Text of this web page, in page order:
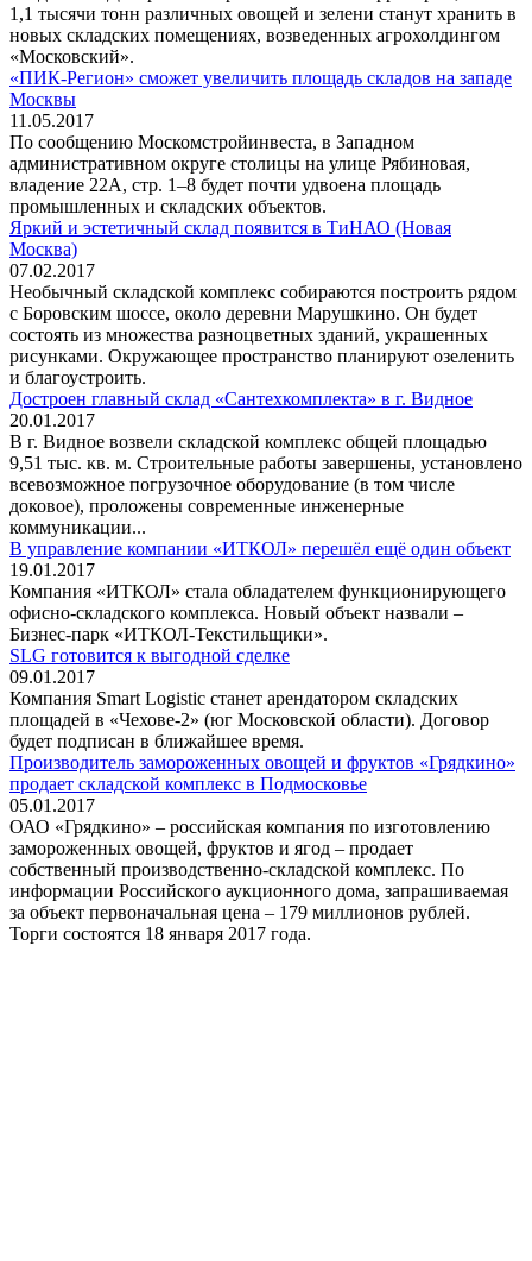
1,1 тысячи тонн различных овощей и зелени станут хранить в
новых складских помещениях, возведенных агрохолдингом
«Московский».
«ПИК-Регион» сможет увеличить площадь складов на западе
Москвы
11.05.2017
По сообщению Москомстройинвеста, в Западном
административном округе столицы на улице Рябиновая,
владение 22А, стр. 1–8 будет почти удвоена площадь
промышленных и складских объектов.
Яркий и эстетичный склад появится в ТиНАО (Новая
Москва)
07.02.2017
Необычный складской комплекс собираются построить рядом
с Боровским шоссе, около деревни Марушкино. Он будет
состоять из множества разноцветных зданий, украшенных
рисунками. Окружающее пространство планируют озеленить
и благоустроить.
Достроен главный склад «Сантехкомплекта» в г. Видное
20.01.2017
В г. Видное возвели складской комплекс общей площадью
9,51 тыс. кв. м. Строительные работы завершены, установлено
всевозможное погрузочное оборудование (в том числе
доковое), проложены современные инженерные
коммуникации...
В управление компании «ИТКОЛ» перешёл ещё один объект
19.01.2017
Компания «ИТКОЛ» стала обладателем функционирующего
офисно-складского комплекса. Новый объект назвали –
Бизнес-парк «ИТКОЛ-Текстильщики».
SLG готовится к выгодной сделке
09.01.2017
Компания Smart Logistic станет арендатором складских
площадей в «Чехове-2» (юг Московской области). Договор
будет подписан в ближайшее время.
Производитель замороженных овощей и фруктов «Грядкино»
продает складской комплекс в Подмосковье
05.01.2017
ОАО «Грядкино» – российская компания по изготовлению
замороженных овощей, фруктов и ягод – продает
собственный производственно-складской комплекс. По
информации Российского аукционного дома, запрашиваемая
за объект первоначальная цена – 179 миллионов рублей.
Торги состоятся 18 января 2017 года.